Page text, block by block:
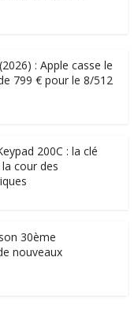
: Apple casse le
799 € pour le 8/512
200C : la clé
cour des
30ème
nouveaux